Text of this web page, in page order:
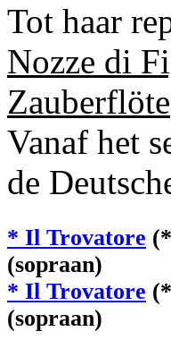
Tot haar
Nozze di
Zauberflöte
Vanaf het
de
* Il Trovatore
(sopraan)
* Il Trovatore
(sopraan)